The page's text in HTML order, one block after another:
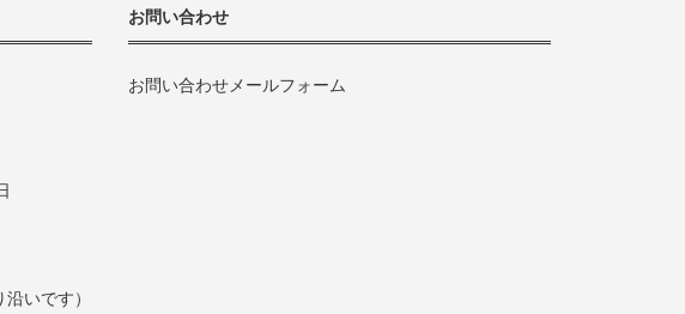
いです）
お問い合わせ
お問い合わせメールフォーム